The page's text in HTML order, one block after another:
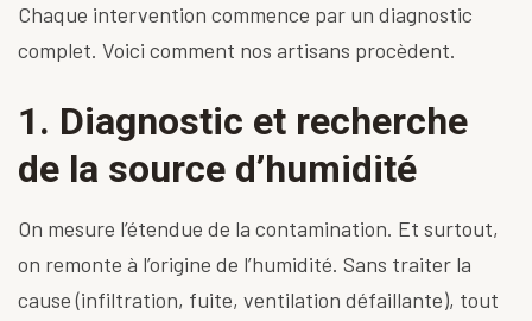
Chaque intervention commence par un diagnostic
complet. Voici comment nos artisans procèdent.
1. Diagnostic et recherche
de la source d’humidité
On mesure l’étendue de la contamination. Et surtout,
on remonte à l’origine de l’humidité. Sans traiter la
cause (infiltration, fuite, ventilation défaillante), tout